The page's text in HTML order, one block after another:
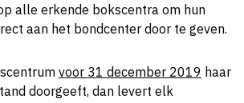
alle erkende bokscentra om hun
aan het bondcenter door te geven.
voor 31 december 2019 haar
doorgeeft, dan levert elk